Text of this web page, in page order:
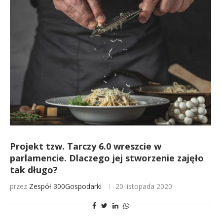
Projekt tzw. Tarczy 6.0 wreszcie w
parlamencie. Dlaczego jej stworzenie zajęło
tak długo?
przez Zespół 300Gospodarki 20 listopada 2020